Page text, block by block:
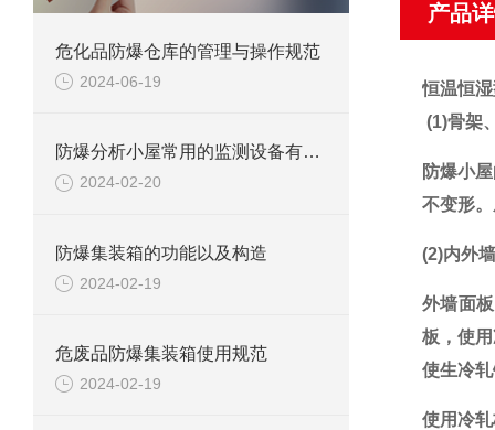
危化品防爆仓库的管理与操作规范
2024-06-19
防爆分析小屋常用的监测设备有哪些
2024-02-20
防爆集装箱的功能以及构造
2024-02-19
危废品防爆集装箱使用规范
2024-02-19
产品
恒温恒
(1)骨架
防爆小
不变形
(2)内外
外墙面
板，使
使生冷
使用冷